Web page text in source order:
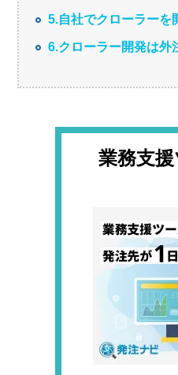
5.自社でクローラーを
6.クローラー開発は外
業務支